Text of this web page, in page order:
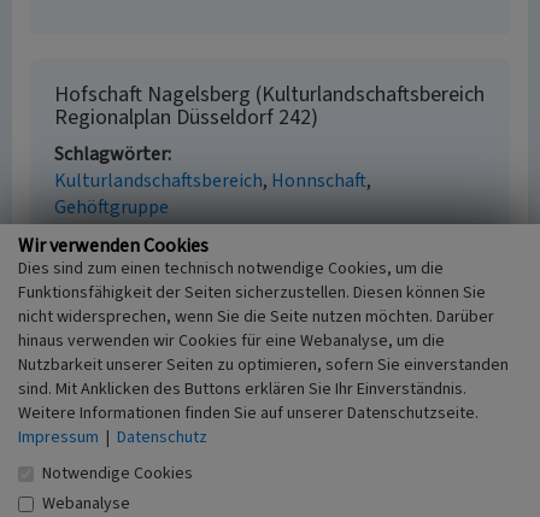
Hofschaft Nagelsberg (Kulturlandschaftsbereich
Regionalplan Düsseldorf 242)
Schlagwörter
Kulturlandschaftsbereich Honnschaft
Gehöftgruppe
Fachsicht(en)
Kulturlandschaftspflege, Denkmalpflege,
Landeskunde, Raumplanung
Erfassungsmaßstab
Keine Angabe
Erfassungsmethode
Literaturauswertung
Historischer Zeitraum
Beginn 2012
Wir verwenden Cookies
Dies sind zum einen technisch notwendige Cookies, um die
Funktionsfähigkeit der Seiten sicherzustellen. Diesen können Sie
nicht widersprechen, wenn Sie die Seite nutzen möchten. Darüber
hinaus verwenden wir Cookies für eine Webanalyse, um die
Nutzbarkeit unserer Seiten zu optimieren, sofern Sie einverstanden
sind. Mit Anklicken des Buttons erklären Sie Ihr Einverständnis.
Weitere Informationen finden Sie auf unserer Datenschutzseite.
Impressum | Datenschutz
Notwendige Cookies
Webanalyse